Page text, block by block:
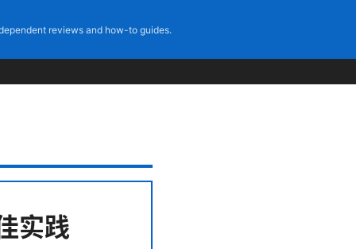
reviews and how-to guides.
实践